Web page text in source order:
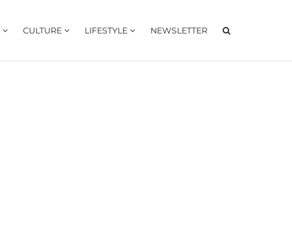
CULTURE LIFESTYLE NEWSLETTER